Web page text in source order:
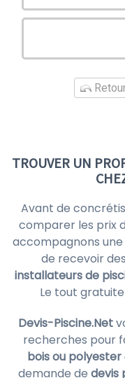
TROUVER UN
Avant de
comparer les prix
accompagnons
de recevoir des
installateurs de
Le tout
Devis-Piscine.Net
recherches pour
bois ou polyester
demande de devis